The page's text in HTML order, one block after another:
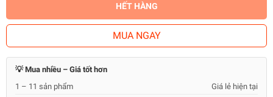
HẾT HÀNG
MUA NGAY
💡 Mua nhiều – Giá tốt hơn
1 – 11 sản phẩm
Giá lẻ hiện tại